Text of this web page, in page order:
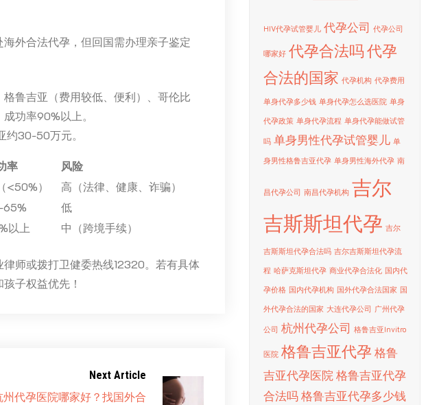
外合法代孕，但回国需办理亲子鉴定
鲁吉亚（费用较低、便利）、哥伦比
功率90%以上。
约30-50万元。
率
风险
<50%）
高（法律、健康、诈骗）
低
以上 中（跨境手续）
师或拨打卫健委热线12320。若有具体
子权益优先！
Next Article
州代孕医院哪家好？找国外合
HIV代孕试管婴儿 代孕公司 代孕公司
哪家好 代孕合法吗代孕
合法的国家 代孕机构 代孕费用
单身代孕多少钱 单身代孕怎么选医院 单身
代孕政策 单身代孕流程 单身代孕能做试管
吗 单身男性代孕试管婴儿 单
身男性格鲁吉亚代孕 单身男性海外代孕 南
昌代孕公司 南昌代孕机构 吉尔
吉斯斯坦代孕 吉尔
吉斯斯坦代孕合法吗 吉尔吉斯斯坦代孕流
程 哈萨克斯坦代孕 商业代孕合法化 国内代
孕价格 国内代孕机构 国外代孕合法国家 国
外代孕合法的国家 大连代孕公司 广州代孕
公司 杭州代孕公司 格鲁吉亚Invitro
医院 格鲁吉亚代孕 格鲁
吉亚代孕医院 格鲁吉亚代孕
合法吗格鲁吉亚代孕多少钱